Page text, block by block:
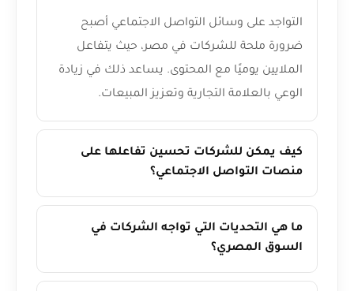
التواجد على وسائل التواصل الاجتماعي أصبح
ضرورة ملحة للشركات في مصر، حيث يتفاعل
الملايين يوميًا مع المحتوى. يساعد ذلك في زيادة
الوعي بالعلامة التجارية وتعزيز المبيعات.
كيف يمكن للشركات تحسين تفاعلها على
منصات التواصل الاجتماعي؟
ما هي التحديات التي تواجه الشركات في
السوق المصري؟